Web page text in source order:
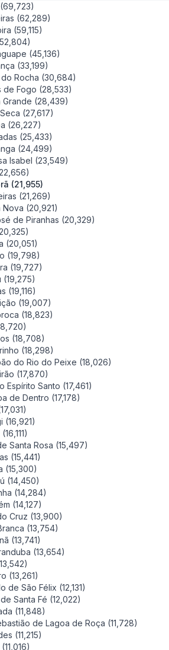
(62,289)
(59,115)
(45,136)
(33,199)
Rocha (30,684)
de Fogo (28,533)
Grande (28,439)
(27,617)
(26,227)
(25,433)
(24,499)
Isabel (23,549)
(21,955)
(21,269)
Nova (20,921)
de Piranhas (20,329)
(20,051)
(19,798)
(19,727)
(19,275)
(19,116)
(19,007)
(18,823)
(18,708)
(18,298)
do Rio do Peixe (18,026)
(17,870)
Espírito Santo (17,461)
de Dentro (17,178)
(16,921)
Santa Rosa (15,497)
(15,441)
(15,300)
(14,450)
(14,284)
(14,127)
Cruz (13,900)
(13,754)
(13,741)
(13,654)
(13,261)
de São Félix (12,131)
Santa Fé (12,022)
(11,848)
de Lagoa de Roça (11,728)
(11,215)